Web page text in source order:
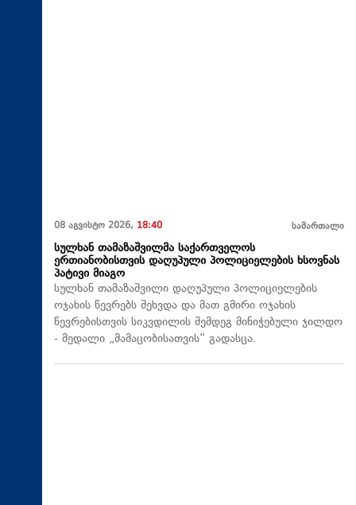
08 აგვისტო 2026, 18:40 სამართალი
სულხან თამაზაშვილმა საქართველოს
ერთიანობისთვის დაღუპული პოლიციელების ხსოვნას
პატივი მიაგო
სულხან თამაზაშვილი დაღუპული პოლიციელების
ოჯახის წევრებს შეხვდა და მათ გმირი ოჯახის
წევრებისთვის სიკვდილის შემდეგ მინიჭებული ჯილდო
- მედალი „მამაცობისათვის“ გადასცა.